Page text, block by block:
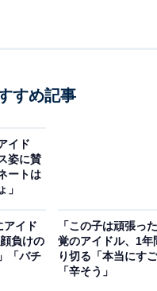
すめ記事
イド
姿に賛
ートは
」
アイド
負けの
「バチ
「この子は頑張っ
覚のアイドル、1年
り切る「本当にす
「辛そう」